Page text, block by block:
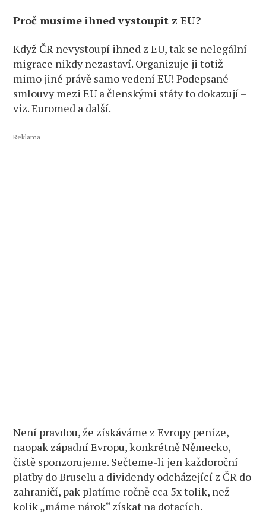
Proč musíme ihned vystoupit z EU?
Když ČR nevystoupí ihned z EU, tak se nelegální
migrace nikdy nezastaví. Organizuje ji totiž
mimo jiné právě samo vedení EU! Podepsané
smlouvy mezi EU a členskými státy to dokazují –
viz. Euromed a další.
Reklama
Není pravdou, že získáváme z Evropy peníze,
naopak západní Evropu, konkrétně Německo,
čistě sponzorujeme. Sečteme-li jen každoroční
platby do Bruselu a dividendy odcházející z ČR do
zahraničí, pak platíme ročně cca 5x tolik, než
kolik „máme nárok“ získat na dotacích.